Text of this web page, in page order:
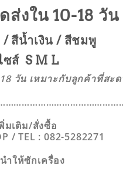
ส่งใน 10-18 วัน
/ สีน้ำเงิน / สีชมพู
ซส์ S M L
วัน เหมาะกับลูกค้าที่ส
มเติม/สั่งซื้อ
/ TEL : 082-5282271
ให้ซักเครื่อง